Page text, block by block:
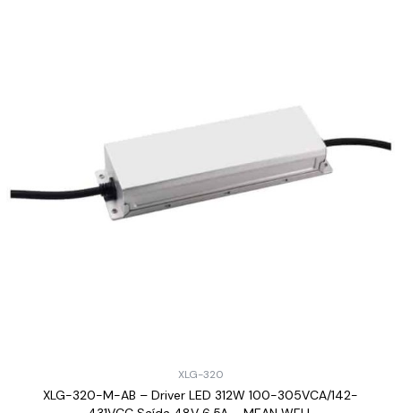
XLG-320
XLG-320-M-AB – Driver LED 312W 100-305VCA/142-